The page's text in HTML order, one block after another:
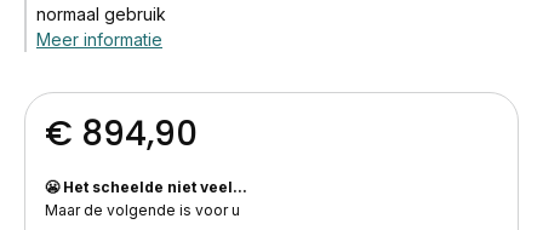
normaal gebruik
Meer informatie
€ 894,90
😬 Het scheelde niet veel...
Maar de volgende is voor u